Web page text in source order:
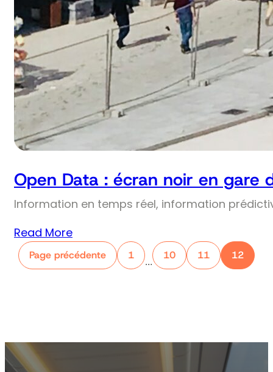
Open Data : écran noir en gare
Information en temps réel, information
Read More
Page précédente 1
…
10 11 12